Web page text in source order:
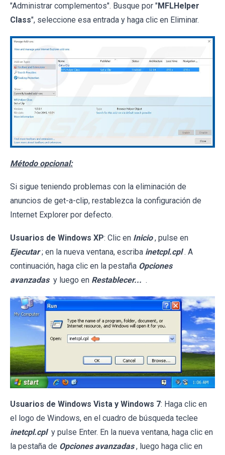
"Administrar complementos". Busque por "MFLHelper
Class", seleccione esa entrada y haga clic en Eliminar.
Método opcional:
Si sigue teniendo problemas con la eliminación de
anuncios de get-a-clip, restablezca la configuración de
Internet Explorer por defecto.
Usuarios de Windows XP: Clic en Inicio , pulse en
Ejecutar ; en la nueva ventana, escriba inetcpl.cpl . A
continuación, haga clic en la pestaña Opciones
avanzadas y luego en Restablecer... .
Usuarios de Windows Vista y Windows 7: Haga clic en
el logo de Windows, en el cuadro de búsqueda teclee
inetcpl.cpl y pulse Enter. En la nueva ventana, haga clic en
la pestaña de Opciones avanzadas , luego haga clic en